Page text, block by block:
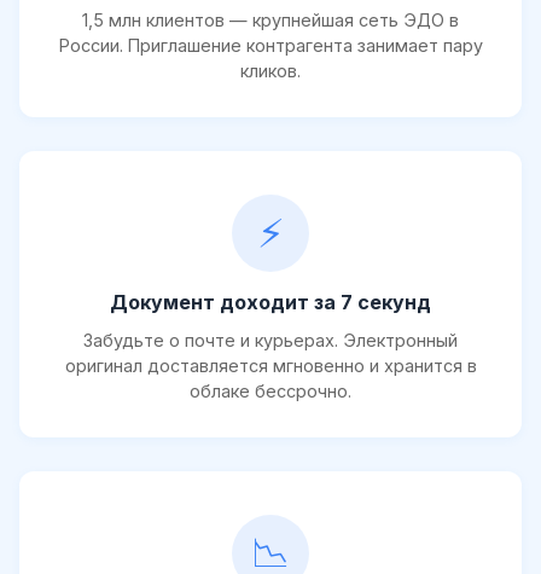
1,5 млн клиентов — крупнейшая сеть ЭДО в
России. Приглашение контрагента занимает пару
кликов.
⚡
Документ доходит за 7 секунд
Забудьте о почте и курьерах. Электронный
оригинал доставляется мгновенно и хранится в
облаке бессрочно.
📉